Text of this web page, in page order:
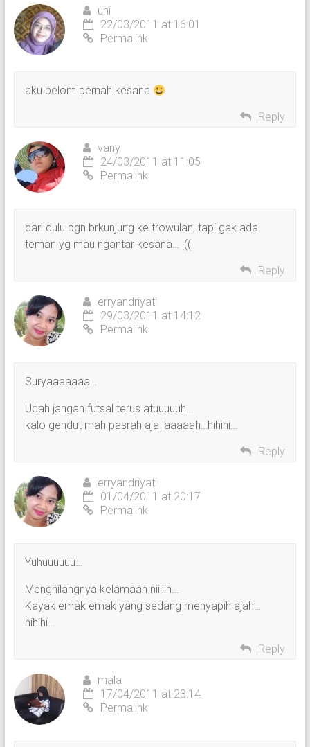
uni
22/03/2011 at 16:01
Permalink
aku belom pernah kesana
Reply
vany
24/03/2011 at 11:05
Permalink
dari dulu pgn brkunjung ke trowulan, tapi gak ada
teman yg mau ngantar kesana… :((
Reply
erryandriyati
29/03/2011 at 14:12
Permalink
Suryaaaaaaa…
Udah jangan futsal terus atuuuuuh…
kalo gendut mah pasrah aja laaaaah…hihihi…
Reply
erryandriyati
01/04/2011 at 20:17
Permalink
Yuhuuuuuu…
Menghilangnya kelamaan niiiiih…
Kayak emak emak yang sedang menyapih ajah…
hihihi…
Reply
mala
17/04/2011 at 23:14
Permalink